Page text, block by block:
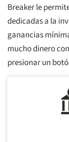
Breaker le
dedicadas a la
ganancias
mucho dinero
presionar un